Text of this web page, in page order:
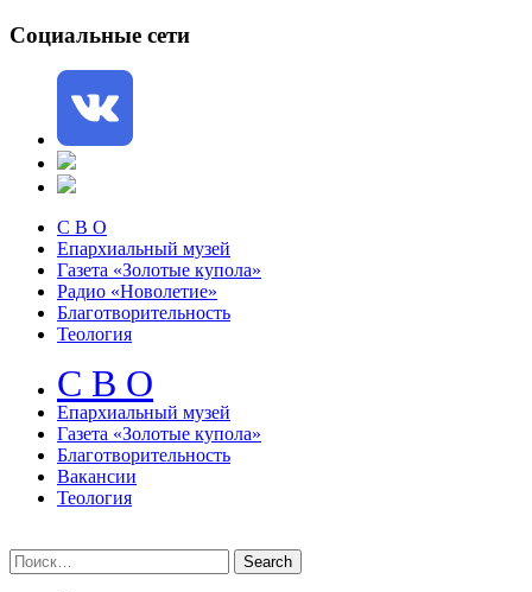
Социальные сети
С В О
Епархиальный музей
Газета «Золотые купола»
Радио «Новолетие»
Благотворительность
Теология
С В О
Епархиальный музeй
Газета «Золотые купола»
Благотворительность
Вакансии
Теология